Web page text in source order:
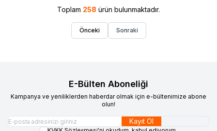
Toplam 258 ürün bulunmaktadır.
Önceki Sonraki
E-Bülten Aboneliği
Kampanya ve yeniliklerden haberdar olmak için e-bültenimize abone
olun!
Kayıt Ol